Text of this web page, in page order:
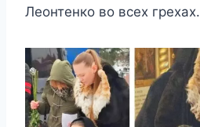
Леонтенко во всех грехах.